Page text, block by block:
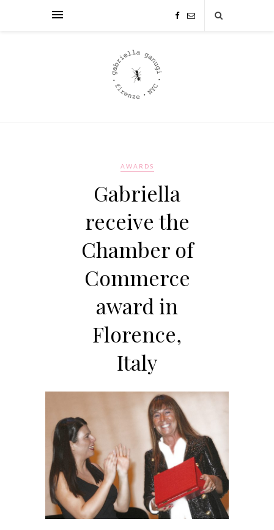
AWARDS
Gabriella
receive the
Chamber of
Commerce
award in
Florence,
Italy